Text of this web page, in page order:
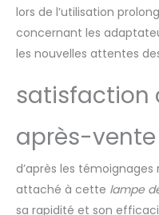
lors de l’utilisation
concernant les
les nouvelles attentes
satisfaction
après-
d’après les
attaché à cette lampe
sa rapidité et son